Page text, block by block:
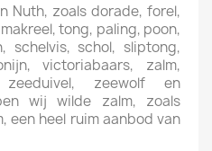
Nuth, zoals dorade, forel,
tong, paling, poon,
schelvis, schol, sliptong,
victoriabaars, zalm,
zeeduivel, zeewolf en
wij wilde zalm, zoals
een heel ruim aanbod van